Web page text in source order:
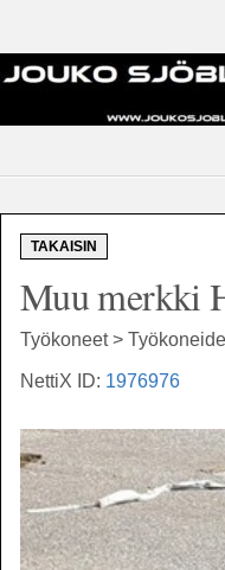
TAKAISIN
Muu merkki
Työkoneet >
NettiX ID: 1976976